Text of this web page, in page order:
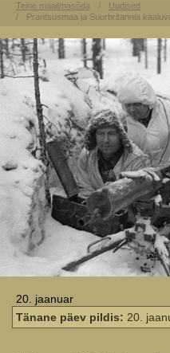
Teine maailmasõda
Uudised
Prantsusmaa ja Suurbritannia
20. jaanuar
Tänane päev pildis: 20.